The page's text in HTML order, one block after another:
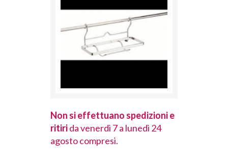
Non si effettuano spedizioni e
ritirida venerdì 7 a lunedì 24
agosto compresi.